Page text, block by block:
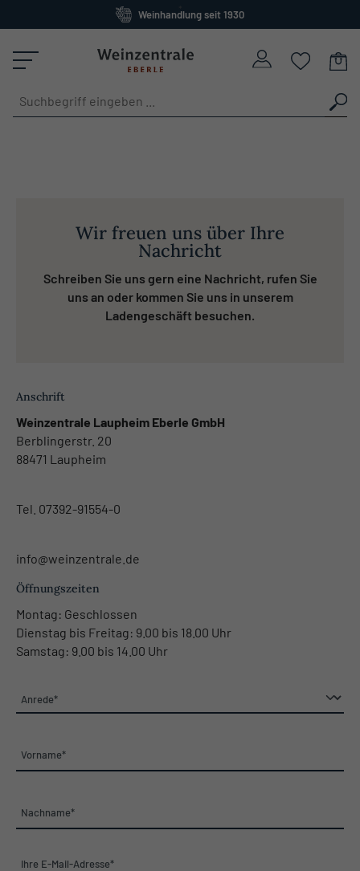
Weinhandlung seit 1930
versandkostenfrei ab 120 Euro
Wir freuen uns über Ihre
Nachricht
Schreiben Sie uns gern eine Nachricht, rufen Sie
uns an oder kommen Sie uns in unserem
Ladengeschäft besuchen.
Anschrift
Weinzentrale Laupheim Eberle GmbH
Berblingerstr. 20
88471 Laupheim
Tel. 07392-91554-0
info@weinzentrale.de
Öffnungszeiten
Montag: Geschlossen
Dienstag bis Freitag: 9.00 bis 18.00 Uhr
Samstag: 9.00 bis 14.00 Uhr
Anrede*
Vorname*
Nachname*
Ihre E-Mail-Adresse*